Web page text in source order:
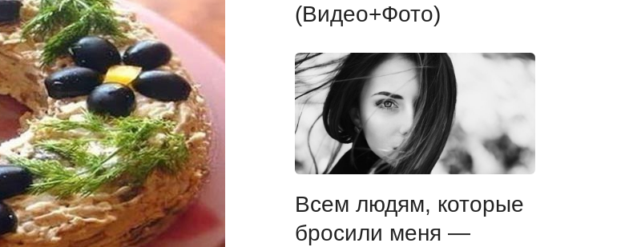
(Видео+Фото)
Всем людям, которые
бросили меня —